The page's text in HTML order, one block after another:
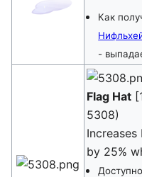
Как
-
Flag Hat
5308)
Increases
by 25%